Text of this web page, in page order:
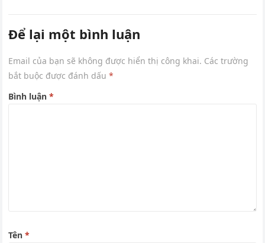
Để lại một bình luận
Email của bạn sẽ không được hiển thị công khai. Các trường
bắt buộc được đánh dấu*
Bình luận*
Tên*